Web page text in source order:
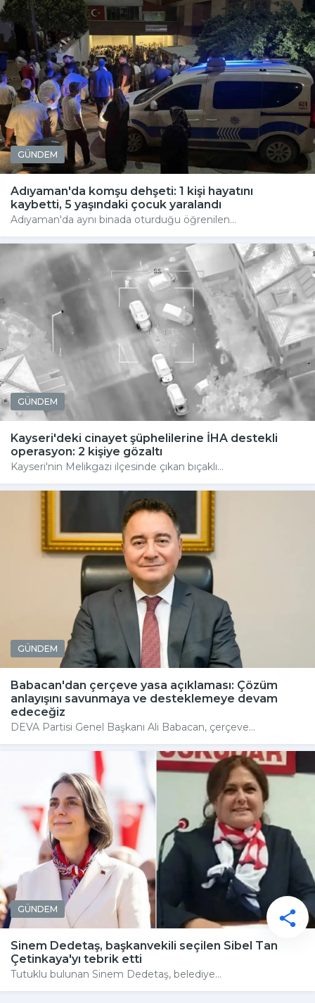
GÜNDEM
Adıyaman'da komşu dehşeti: 1 kişi hayatını
kaybetti, 5 yaşındaki çocuk yaralandı
Adıyaman'da aynı binada oturduğu öğrenilen...
GÜNDEM
Kayseri'deki cinayet şüphelilerine İHA destekli
operasyon: 2 kişiye gözaltı
Kayseri'nin Melikgazi ilçesinde çıkan bıçaklı...
GÜNDEM
Babacan'dan çerçeve yasa açıklaması: Çözüm
anlayışını savunmaya ve desteklemeye devam
edeceğiz
DEVA Partisi Genel Başkanı Ali Babacan, çerçeve...
GÜNDEM
Sinem Dedetaş, başkanvekili seçilen Sibel Tan
Çetinkaya'yı tebrik etti
Tutuklu bulunan Sinem Dedetaş, belediye...